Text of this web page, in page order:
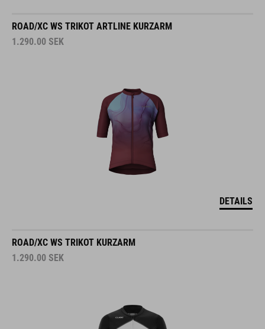
ROAD/XC WS TRIKOT ARTLINE KURZARM
1.290.00 SEK
DETAILS
ROAD/XC WS TRIKOT KURZARM
1.290.00 SEK